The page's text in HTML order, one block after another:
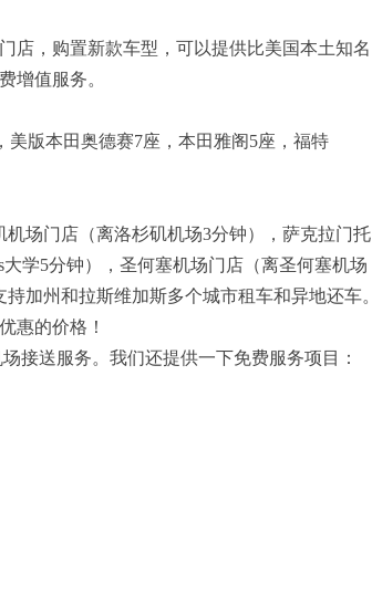
店，购置新款车型，可以提供比美国本土知名
增值服务。
美版本田奥德赛7座，本田雅阁5座，福特
场门店（离洛杉矶机场3分钟），萨克拉门托
学5分钟），圣何塞机场门店（离圣何塞机场
加州和拉斯维加斯多个城市租车和异地还车。
惠的价格！
接送服务。我们还提供一下免费服务项目：